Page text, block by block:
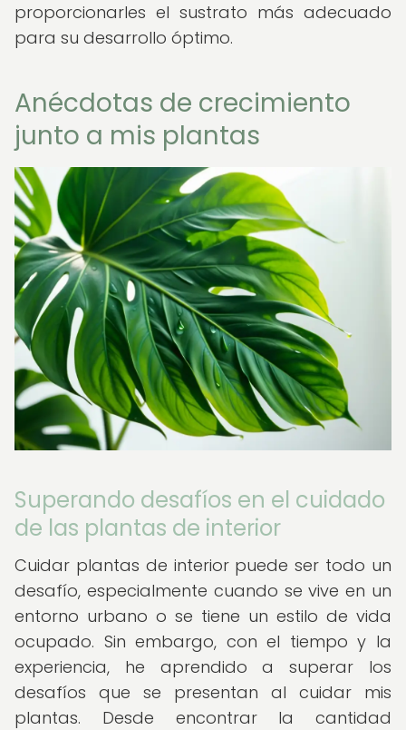
proporcionarles el sustrato más adecuado
para su desarrollo óptimo.
Anécdotas de crecimiento
junto a mis plantas
Superando desafíos en el cuidado
de las plantas de interior
Cuidar plantas de interior puede ser todo un
desafío, especialmente cuando se vive en un
entorno urbano o se tiene un estilo de vida
ocupado. Sin embargo, con el tiempo y la
experiencia, he aprendido a superar los
desafíos que se presentan al cuidar mis
plantas. Desde encontrar la cantidad